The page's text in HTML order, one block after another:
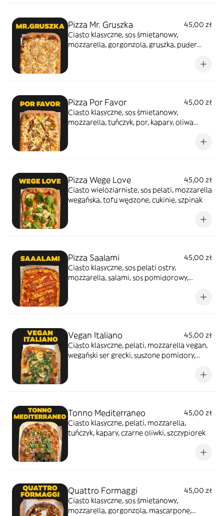
Pizza Mr. Gruszka
45,00 zł
Ciasto klasyczne, sos śmietanowy,
mozzarella, gorgonzola, gruszka, puder
Pizza Por Favor
45,00 zł
Ciasto klasyczne, sos śmietanowy,
mozzarella, tuńczyk, por, kapary, oliwa
Pizza Wege Love
45,00 zł
Ciasto wieloziarniste, sos pelati, mozzarella
wegańska, tofu wędzone, cukinie, szpinak
Pizza Saalami
45,00 zł
Ciasto klasyczne, sos pelati ostry,
mozzarella, salami, sos pomidorowy,
Vegan Italiano
45,00 zł
Ciasto klasyczne, pelati, mozzarella vegan,
wegański ser grecki, suszone pomidory,
Tonno Mediterraneo
45,00 zł
Ciasto klasyczne, pelati, mozzarella,
tuńczyk, kapary, czarne oliwki, szczypiorek
Quattro Formaggi
45,00 zł
Ciasto klasyczne, sos śmietanowy,
mozzarella, gorgonzola, mascarpone,